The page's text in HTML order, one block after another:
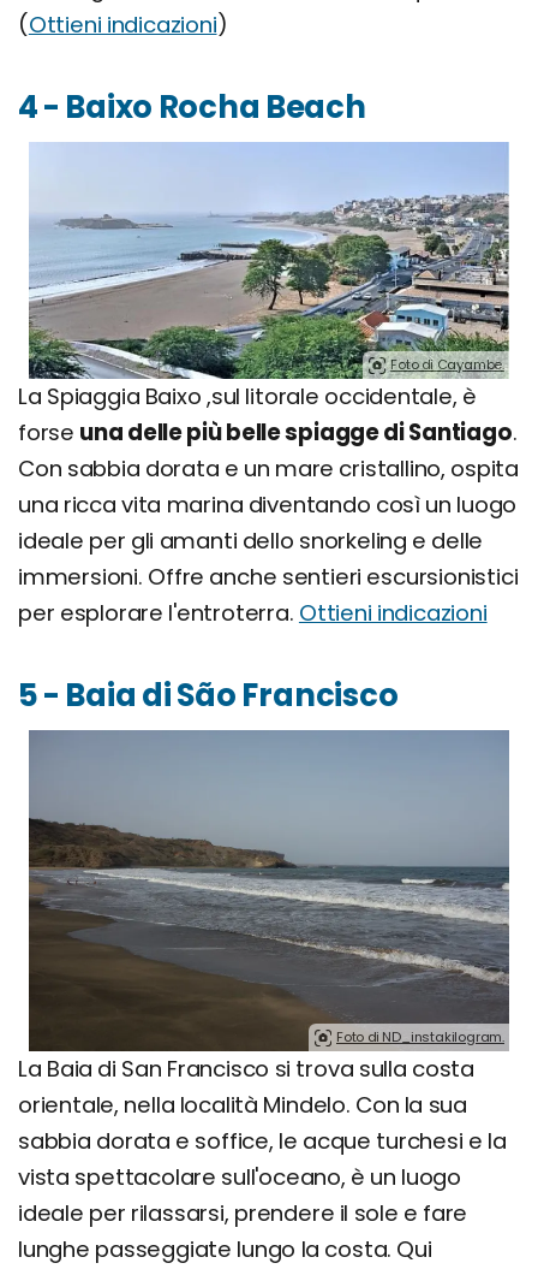
(Ottieni indicazioni)
4 - Baixo Rocha Beach
Foto di Cayambe.
La Spiaggia Baixo ,sul litorale occidentale, è
forse una delle più belle spiagge di Santiago.
Con sabbia dorata e un mare cristallino, ospita
una ricca vita marina diventando così un luogo
ideale per gli amanti dello snorkeling e delle
immersioni. Offre anche sentieri escursionistici
per esplorare l'entroterra. Ottieni indicazioni
5 - Baia di São Francisco
Foto di ND_instakilogram.
La Baia di San Francisco si trova sulla costa
orientale, nella località Mindelo. Con la sua
sabbia dorata e soffice, le acque turchesi e la
vista spettacolare sull'oceano, è un luogo
ideale per rilassarsi, prendere il sole e fare
lunghe passeggiate lungo la costa. Qui